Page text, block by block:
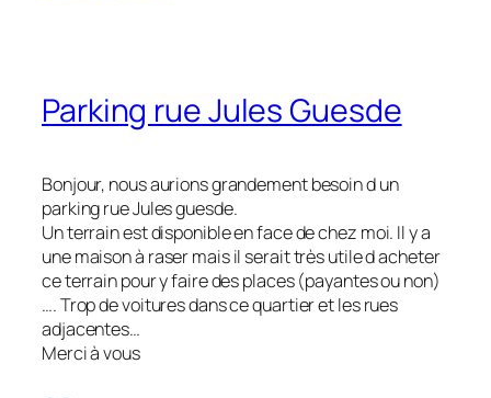
Parking rue Jules Guesde
Bonjour, nous aurions grandement besoin d un
parking rue Jules guesde.
Un terrain est disponible en face de chez moi. Il y a
une maison à raser mais il serait très utile d acheter
ce terrain pour y faire des places (payantes ou non)
…. Trop de voitures dans ce quartier et les rues
adjacentes…
Merci à vous